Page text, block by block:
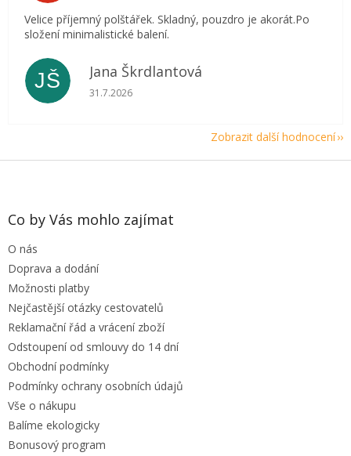
Velice příjemný polštářek. Skladný, pouzdro je akorát.Po
složení minimalistické balení.
JŠ Jana Škrdlantová
Hodnocení obchodu je 5 z 5 hvězdiček.
31.7.2026
Zobrazit další hodnocení
Z
Co by Vás mohlo zajímat
O nás
Doprava a dodání
Možnosti platby
Nejčastější otázky cestovatelů
Reklamační řád a vrácení zboží
Odstoupení od smlouvy do 14 dní
Obchodní podmínky
Podmínky ochrany osobních údajů
Vše o nákupu
Balíme ekologicky
Bonusový program